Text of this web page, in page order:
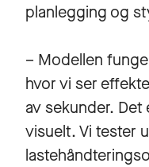
planlegging og
– Modellen
hvor vi ser
av sekunder.
visuelt. Vi tester